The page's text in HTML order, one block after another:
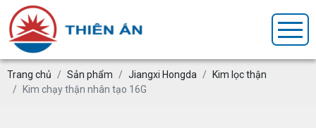
Trang chủ Sản phẩm Jiangxi Hongda
Kim lọc thận
Kim chạy thận nhân tạo 16G